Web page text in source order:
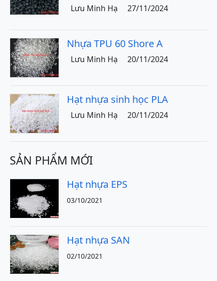
Lưu Minh Hạ 27/11/2024
Nhựa TPU 60 Shore A
Lưu Minh Hạ 20/11/2024
Hạt nhựa sinh học PLA
Lưu Minh Hạ 20/11/2024
SẢN PHẨM MỚI
Hạt nhựa EPS
03/10/2021
Hạt nhựa SAN
02/10/2021